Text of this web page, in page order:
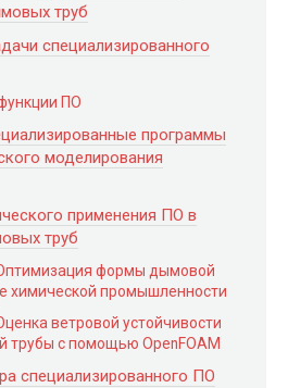
труб
специализированного
ПО
программы
моделирования
применения ПО в
труб
формы дымовой
химической промышленности
ветровой устойчивости
трубы с помощью OpenFOAM
специализированного ПО